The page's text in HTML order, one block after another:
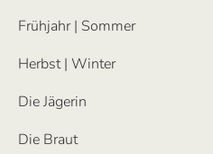
Frühjahr | Sommer
Herbst | Winter
Die Jägerin
Die Braut